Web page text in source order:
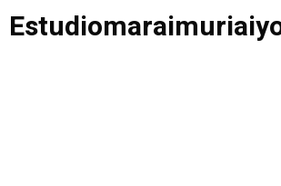
Saltar
al